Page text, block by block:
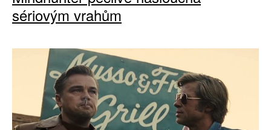
sériovým vrahům